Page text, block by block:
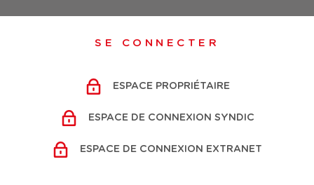
SE CONNECTER
ESPACE PROPRIÉTAIRE
ESPACE DE CONNEXION SYNDIC
ESPACE DE CONNEXION EXTRANET